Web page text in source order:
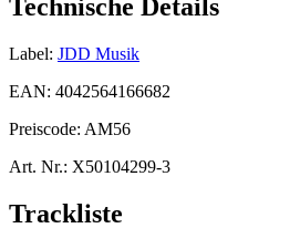
Technische Details
Label: JDD Musik
EAN: 4042564166682
Preiscode: AM56
Art. Nr.: X50104299-3
Trackliste